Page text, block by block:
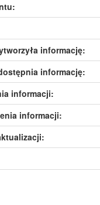
informację:
informację:
informacji:
informacji: